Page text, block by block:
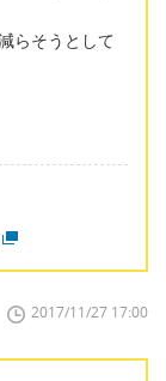
らそうとして
2017/11/27 17:00